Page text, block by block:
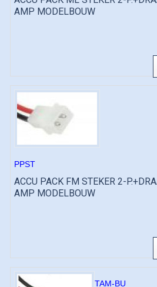
AMP MODELBOUW
PPST
ACCU PACK FM STEKER 2-
AMP MODELBOUW
TAM-BU